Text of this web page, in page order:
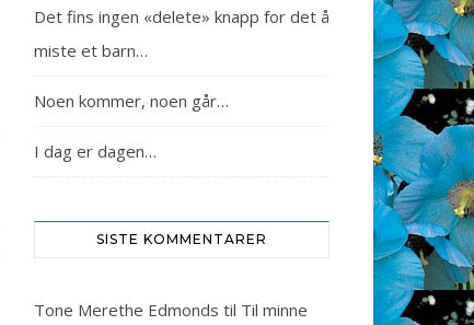
Det fins ingen «delete» knapp for det å
miste et barn…
Noen kommer, noen går…
I dag er dagen…
SISTE KOMMENTARER
Tone Merethe Edmonds til Til minne